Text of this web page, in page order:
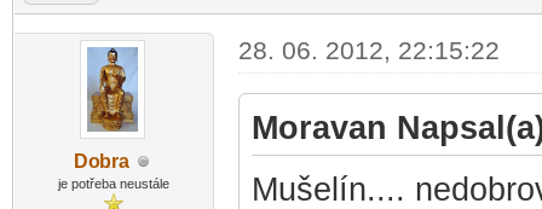
Dobra
je potřeba neustále
28. 06. 2012, 22:15:22
Moravan
Mušelín....